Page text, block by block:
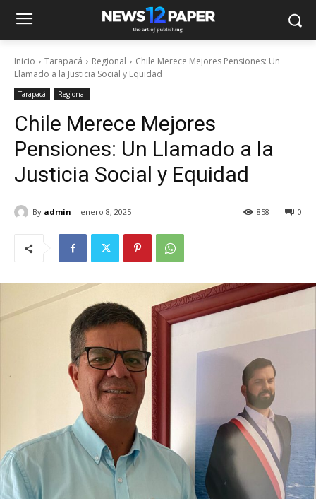
Inicio Tarapacá Regional
Chile Merece Mejores Pensiones: Un
Llamado a la Justicia Social y Equidad
Tarapacá Regional
Chile Merece Mejores
Pensiones: Un Llamado a la
Justicia Social y Equidad
By admin enero 8, 2025 0
858